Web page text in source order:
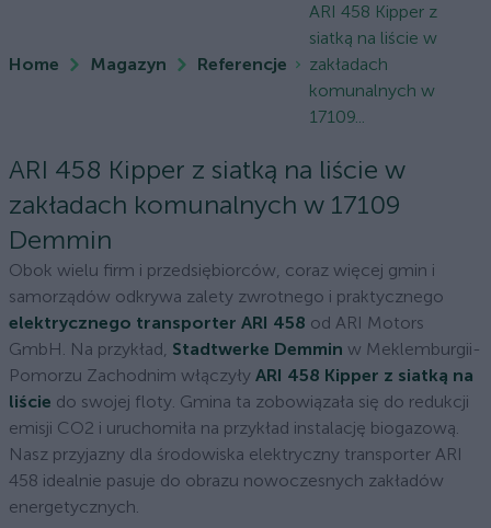
Home Magazyn Referencje
ARI 458 Kipper z
siatką na liście w
zakładach
komunalnych w
17109...
ARI 458 Kipper z siatką na liście w
zakładach komunalnych w 17109
Demmin
Obok wielu firm i przedsiębiorców, coraz więcej gmin i
samorządów odkrywa zalety zwrotnego i praktycznego
elektrycznego transporter ARI 458 od ARI Motors
GmbH. Na przykład, Stadtwerke Demmin w Meklemburgii-
Pomorzu Zachodnim włączyły ARI 458 Kipper z siatką na
liście do swojej floty. Gmina ta zobowiązała się do redukcji
emisji CO2 i uruchomiła na przykład instalację biogazową.
Nasz przyjazny dla środowiska elektryczny transporter ARI
458 idealnie pasuje do obrazu nowoczesnych zakładów
energetycznych.